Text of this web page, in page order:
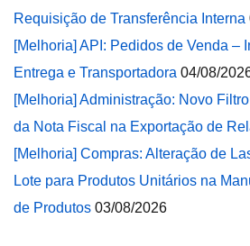
Requisição de Transferência Interna
[Melhoria] API: Pedidos de Venda –
Entrega e Transportadora 04/08/
[Melhoria] Administração: Novo
da Nota Fiscal na Exportação de
[Melhoria] Compras: Alteração de
Lote para Produtos Unitários na
de Produtos 03/08/2026